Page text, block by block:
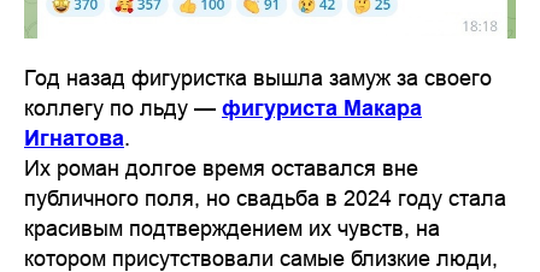
Год назад фигуристка вышла замуж за своего
коллегу по льду — фигуриста Макара
Игнатова.
Их роман долгое время оставался вне
публичного поля, но свадьба в 2024 году стала
красивым подтверждением их чувств, на
котором присутствовали самые близкие люди,